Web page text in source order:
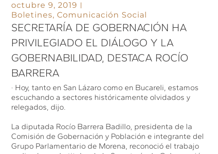
octubre 9, 2019
Boletines,Comunicación Social
SECRETARÍA DE GOBERNACIÓN HA
PRIVILEGIADO EL DIÁLOGO Y LA
GOBERNABILIDAD, DESTACA ROCÍO
BARRERA
· Hoy, tanto en San Lázaro como en Bucareli, estamos
escuchando a sectores históricamente olvidados y
relegados, dijo.
La diputada Rocío Barrera Badillo, presidenta de la
Comisión de Gobernación y Población e integrante del
Grupo Parlamentario de Morena, reconoció el trabajo